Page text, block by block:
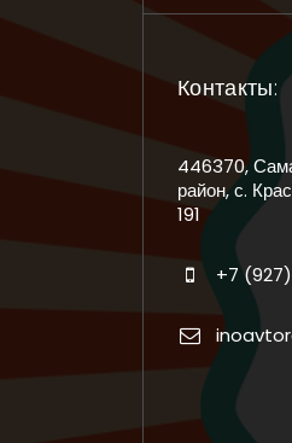
Контакты:
446370,
район, с.
191
+7